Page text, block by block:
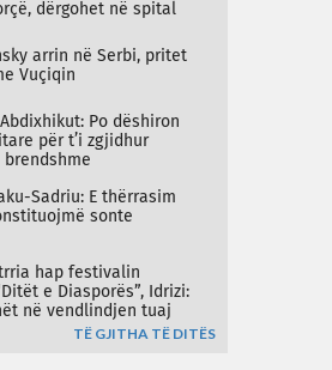
dërgohet në spital
arrin në Serbi, pritet
Vuçiqin
Po dëshiron
për t’i zgjidhur
Sadriu: E thërrasim
sonte
hap festivalin
e Diasporës”, Idrizi:
në vendlindjen tuaj
TË GJITHA TË DITËS